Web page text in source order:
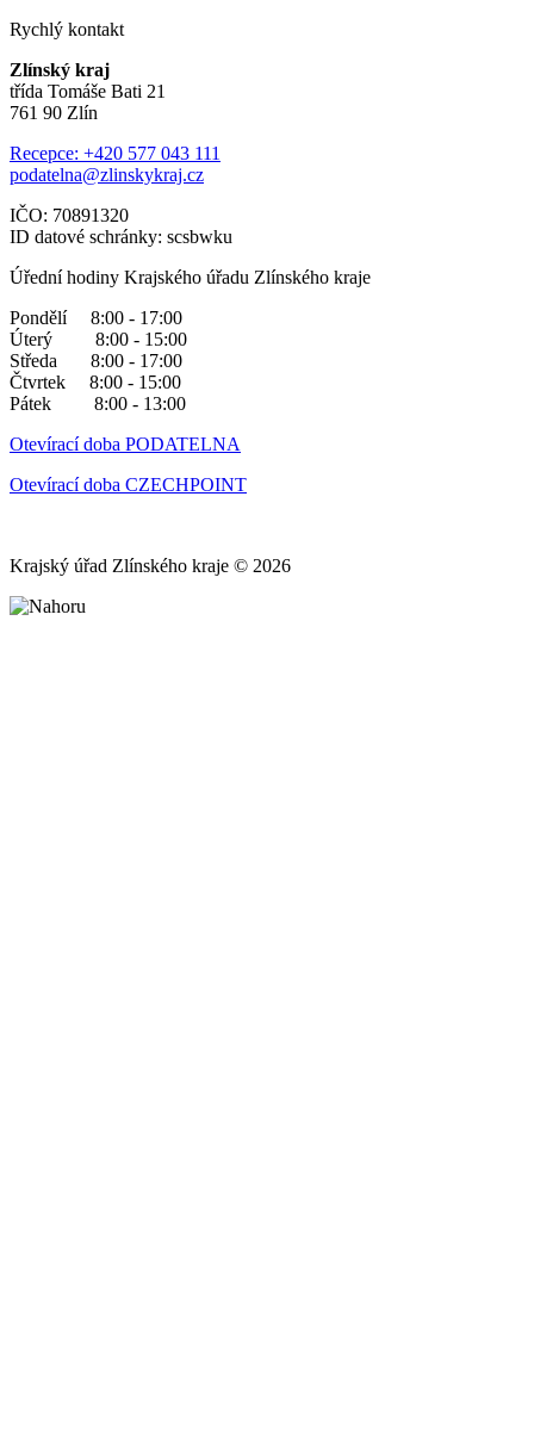
Rychlý kontakt
Zlínský kraj
třída Tomáše Bati 21
761 90 Zlín
Recepce: +420 577 043 111
podatelna@zlinskykraj.cz
IČO: 70891320
ID datové schránky: scsbwku
Úřední hodiny Krajského úřadu Zlínského kraje
Pondělí 8:00 - 17:00
Úterý 8:00 - 15:00
Středa 8:00 - 17:00
Čtvrtek 8:00 - 15:00
Pátek 8:00 - 13:00
Otevírací doba PODATELNA
Otevírací doba CZECHPOINT
Krajský úřad Zlínského kraje © 2026